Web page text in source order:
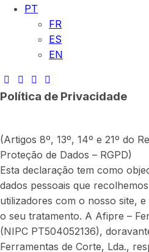
PT
FR
ES
EN
Política de Privacidade
(Artigos 8º, 13º, 14º e 21º do
Proteção de Dados – RGPD)
Esta declaração tem como
dados pessoais que
utilizadores com o nosso site,
o seu tratamento. A Afipre –
(NIPC PT504052136),
Ferramentas de Corte, Lda.,